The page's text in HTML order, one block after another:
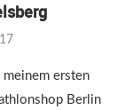
meinem ersten
Berlin